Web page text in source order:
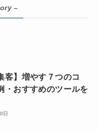
–
客】増やす７つのコ
・おすすめのツールを
日